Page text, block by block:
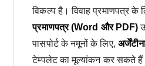
विकल्प है। विवाह प्रमाणपत्र के
प्रमाणपत्र (Word और PDF)
पासपोर्ट के नमूनों के लिए,
टेम्पलेट का मूल्यांकन कर सकते